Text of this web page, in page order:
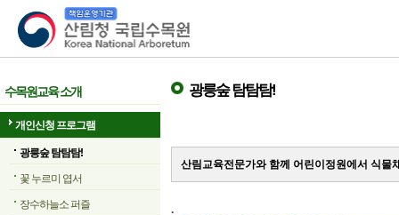
산림청 국립수목원
수목원교육 소개
개인신청 프로그램
광릉숲 탐탐탐!
꽃 누르미 엽서
장수하늘소 퍼즐
광릉숲 탐탐탐!
산림교육전문가와 함께 어린이정원에서 식물
.